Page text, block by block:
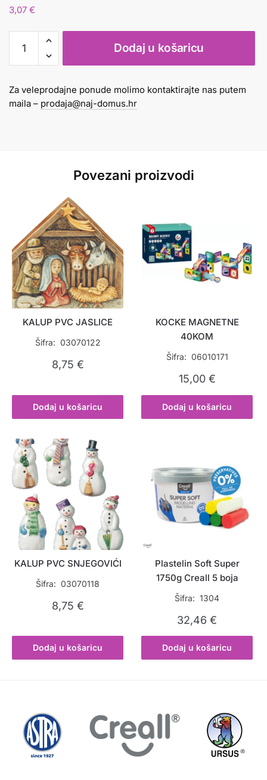
3,07 €
GLINAMOL
PRIMO
0,5
PASTELNO
ROZI
Dodaj u košaricu
Za veleprodajne ponude molimo kontaktirajte nas putem
maila – prodaja@naj-domus.hr
Povezani proizvodi
KALUP PVC JASLICE
Šifra: 03070122
8,75 €
Dodaj u košaricu
KOCKE MAGNETNE
40KOM
Šifra: 06010171
15,00 €
Dodaj u košaricu
KALUP PVC SNJEGOVIĆI
Šifra: 03070118
8,75 €
Dodaj u košaricu
Plastelin Soft Super
1750g Creall 5 boja
Šifra: 1304
32,46€
Dodaj u košaricu